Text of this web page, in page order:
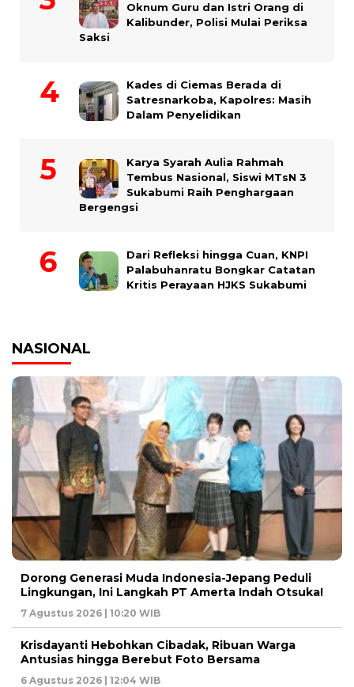
Oknum Guru dan Istri Orang di
Kalibunder, Polisi Mulai Periksa
Saksi
Kades di Ciemas Berada di
Satresnarkoba, Kapolres: Masih
Dalam Penyelidikan
Karya Syarah Aulia Rahmah
Tembus Nasional, Siswi MTsN 3
Sukabumi Raih Penghargaan
Bergengsi
Dari Refleksi hingga Cuan, KNPI
Palabuhanratu Bongkar Catatan
Kritis Perayaan HJKS Sukabumi
NASIONAL
Dorong Generasi Muda Indonesia-Jepang Peduli
Lingkungan, Ini Langkah PT Amerta Indah Otsuka!
7 Agustus 2026 | 10:20 WIB
Krisdayanti Hebohkan Cibadak, Ribuan Warga
Antusias hingga Berebut Foto Bersama
6 Agustus 2026 | 12:04 WIB